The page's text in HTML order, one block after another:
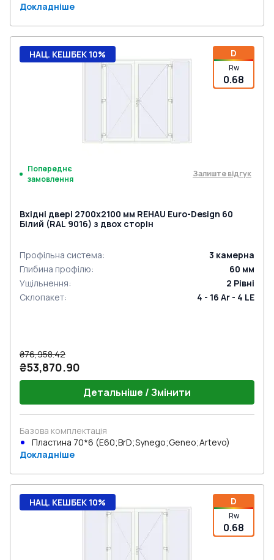
Докладніше
D
Rw
0.68
НАЦ. КЕШБЕК 10%
Попереднє
замовлення
Залиште відгук
Вхідні двері 2700x2100 мм REHAU Euro-Design 60
Білий (RAL 9016) з двох сторін
Профільна система: 3 камерна
Глибина профілю: 60 мм
Ущільнення: 2 Рівні
Склопакет: 4 - 16 Ar - 4 LE
₴76,958.42
₴53,870.90
Детальніше / Змінити
Базова комплектація
Пластина 70*6 (E60;BrD;Synego;Geneo;Artevo)
Докладніше
D
Rw
0.68
НАЦ. КЕШБЕК 10%